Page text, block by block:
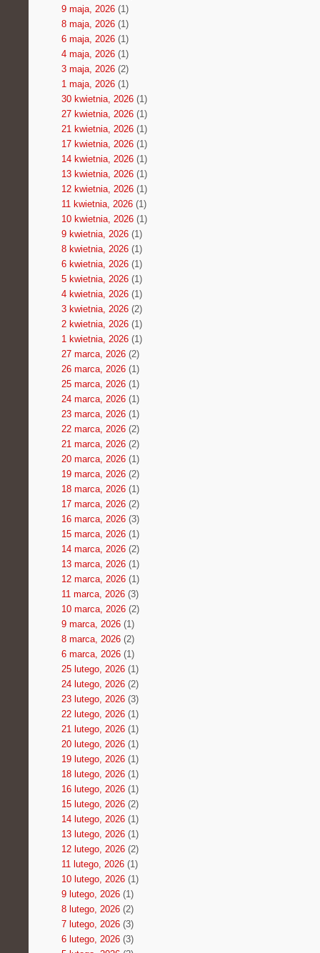
9 maja, 2026(1)
8 maja, 2026(1)
6 maja, 2026(1)
4 maja, 2026(1)
3 maja, 2026(2)
1 maja, 2026(1)
30 kwietnia, 2026(1)
27 kwietnia, 2026(1)
21 kwietnia, 2026(1)
17 kwietnia, 2026(1)
14 kwietnia, 2026(1)
13 kwietnia, 2026(1)
12 kwietnia, 2026(1)
11 kwietnia, 2026(1)
10 kwietnia, 2026(1)
9 kwietnia, 2026(1)
8 kwietnia, 2026(1)
6 kwietnia, 2026(1)
5 kwietnia, 2026(1)
4 kwietnia, 2026(1)
3 kwietnia, 2026(2)
2 kwietnia, 2026(1)
1 kwietnia, 2026(1)
27 marca, 2026(2)
26 marca, 2026(1)
25 marca, 2026(1)
24 marca, 2026(1)
23 marca, 2026(1)
22 marca, 2026(2)
21 marca, 2026(2)
20 marca, 2026(1)
19 marca, 2026(2)
18 marca, 2026(1)
17 marca, 2026(2)
16 marca, 2026(3)
15 marca, 2026(1)
14 marca, 2026(2)
13 marca, 2026(1)
12 marca, 2026(1)
11 marca, 2026(3)
10 marca, 2026(2)
9 marca, 2026(1)
8 marca, 2026(2)
6 marca, 2026(1)
25 lutego, 2026(1)
24 lutego, 2026(2)
23 lutego, 2026(3)
22 lutego, 2026(1)
21 lutego, 2026(1)
20 lutego, 2026(1)
19 lutego, 2026(1)
18 lutego, 2026(1)
16 lutego, 2026(1)
15 lutego, 2026(2)
14 lutego, 2026(1)
13 lutego, 2026(1)
12 lutego, 2026(2)
11 lutego, 2026(1)
10 lutego, 2026(1)
9 lutego, 2026(1)
8 lutego, 2026(2)
7 lutego, 2026(3)
6 lutego, 2026(3)